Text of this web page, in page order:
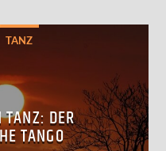
TANZ
DER
TANGO